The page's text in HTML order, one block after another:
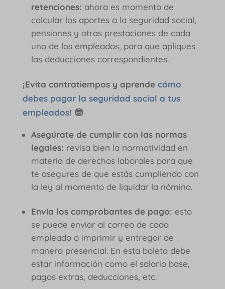
retenciones: ahora es momento de
calcular los aportes a la seguridad social,
pensiones y otras prestaciones de cada
uno de los empleados, para que apliques
las deducciones correspondientes.
¡Evita contratiempos y aprende cómo
debes pagar la seguridad social a tus
empleados! 🤓
Asegúrate de cumplir con las normas
legales: revisa bien la normatividad en
materia de derechos laborales para que
te asegures de que estás cumpliendo con
la ley al momento de liquidar la nómina.
Envía los comprobantes de pago: esto
se puede enviar al correo de cada
empleado o imprimir y entregar de
manera presencial. En esta boleta debe
estar información como el salario base,
pagos extras, deducciones, etc.